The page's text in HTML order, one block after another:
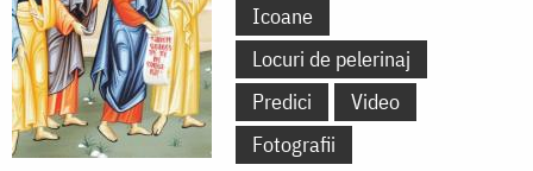
Icoane
Locuri de pelerinaj
Predici
Video
Fotografii